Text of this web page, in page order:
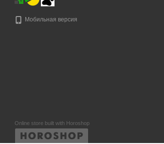
Мобильная версия
Online store built with Horoshop